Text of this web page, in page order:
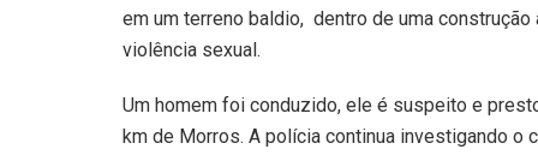
em um terreno baldio, dentro de uma
violência sexual.
Um homem foi conduzido, ele é suspeito e
km de Morros. A polícia continua investigando o